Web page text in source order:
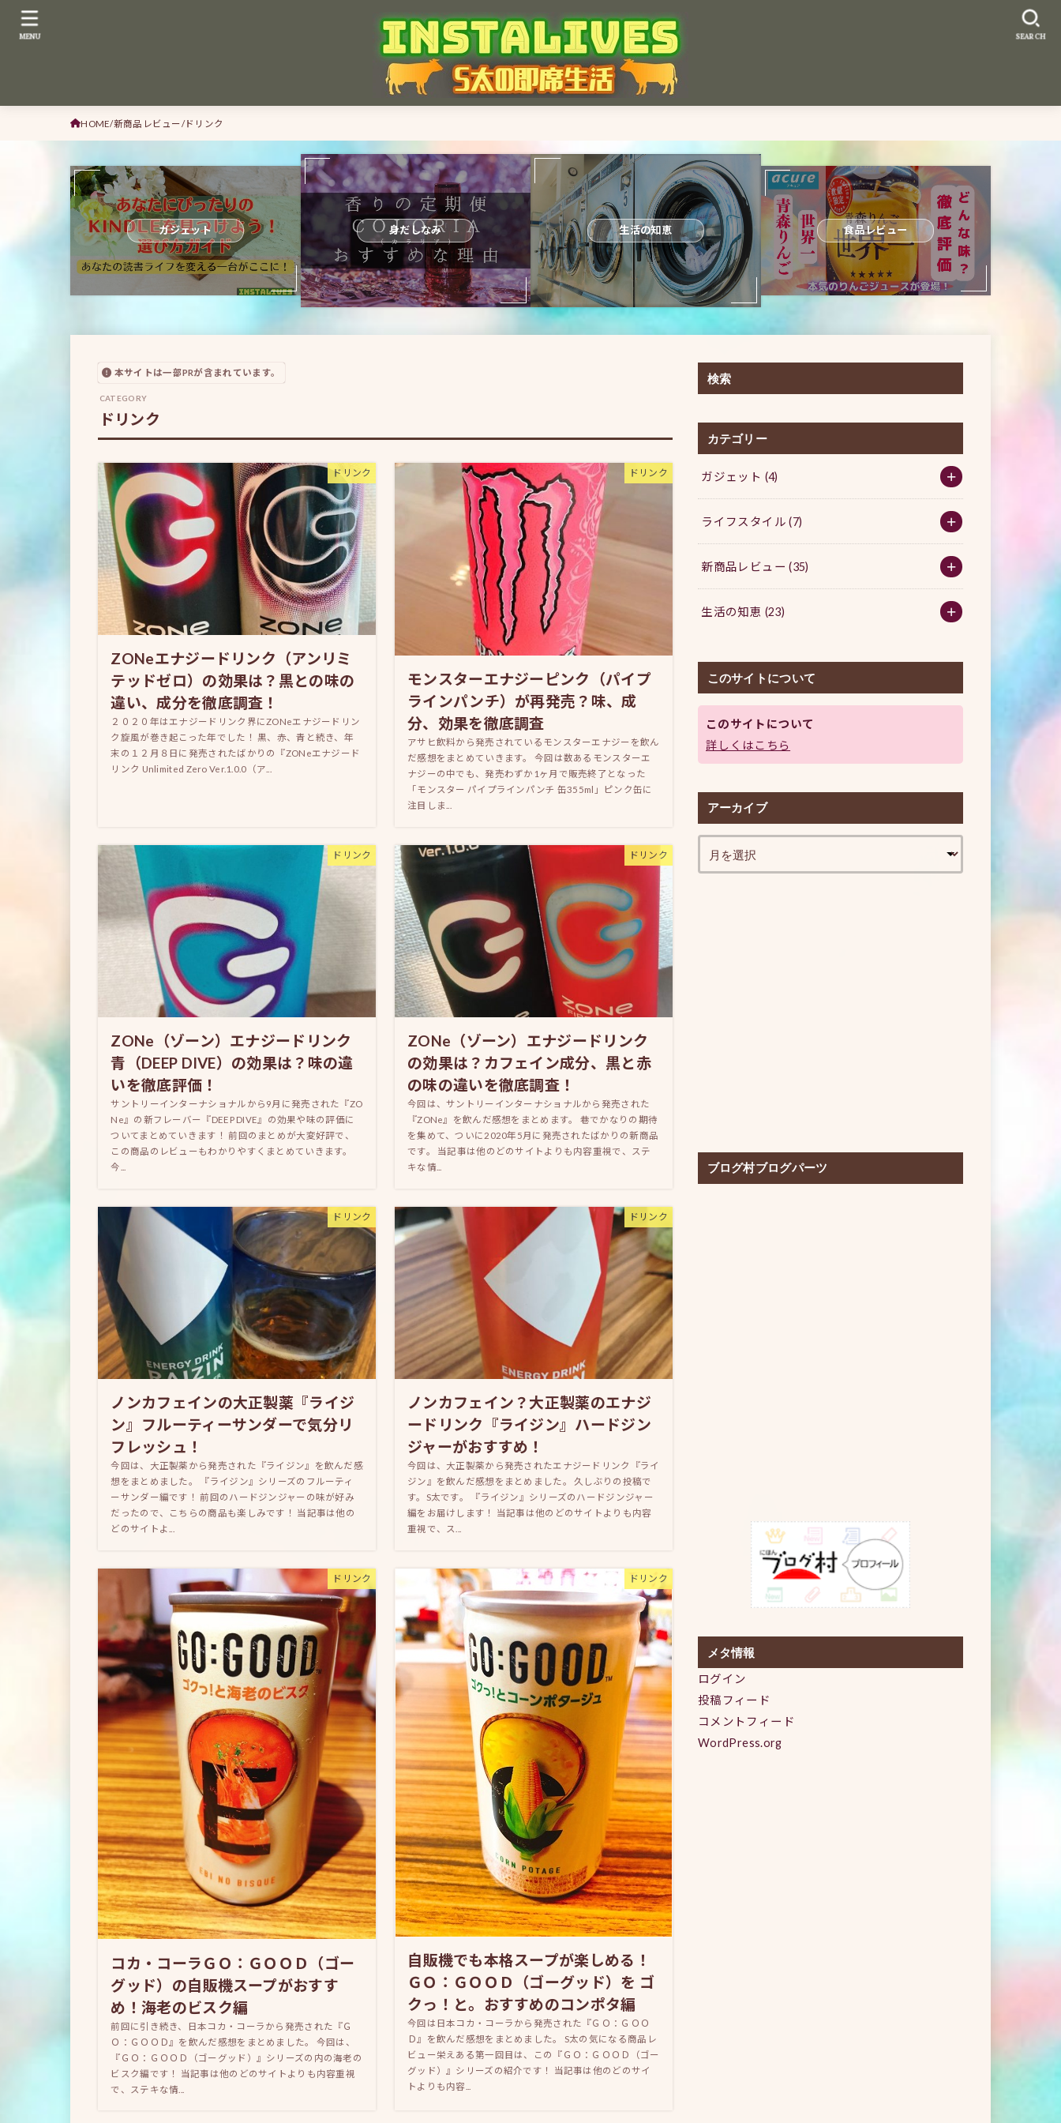
SEARCH
MENU
HOME 新商品レビュー ドリンク
ガジェット 身だしなみ 生活の知恵 食品レビュー
本サイトは一部PRが含まれています。
ドリンク
ドリンク
ZONeエナジードリンク（アンリミ
テッドゼロ）の効果は？黒との味の
違い、成分を徹底調査！
２０２０年はエナジードリンク界にZONeエナジードリン
ク旋風が巻き起こった年でした！ 黒、赤、青と続き、年
末の１２月８日に発売されたばかりの『ZONeエナジード
リンク Unlimited Zero Ver.1.0.0（ア...
ドリンク
モンスターエナジーピンク（パイプ
ラインパンチ）が再発売？味、成
分、効果を徹底調査
アサヒ飲料から発売されているモンスターエナジーを飲ん
だ感想をまとめていきます。 今回は数あるモンスターエ
ナジーの中でも、発売わずか1ヶ月で販売終了となった
「モンスター パイプラインパンチ 缶355ml」ピンク缶に
注目しま...
ドリンク
ZONe（ゾーン）エナジードリンク
青（DEEP DIVE）の効果は？味の違
いを徹底評価！
サントリーインターナショナルから9月に発売された『ZO
Ne』の新フレーバー『DEEP DIVE』の効果や味の評価に
ついてまとめていきます！ 前回のまとめが大変好評で、
この商品のレビューもわかりやすくまとめていきます。
今...
ドリンク
ZONe（ゾーン）エナジードリンク
の効果は？カフェイン成分、黒と赤
の味の違いを徹底調査！
今回は、サントリーインターナショナルから発売された
『ZONe』を飲んだ感想をまとめます。 巷でかなりの期待
を集めて、ついに2020年5月に発売されたばかりの新商品
です。 当記事は他のどのサイトよりも内容重視で、ステ
キな情...
ドリンク
ノンカフェインの大正製薬『ライジ
ン』フルーティーサンダーで気分リ
フレッシュ！
今回は、大正製薬から発売された『ライジン』を飲んだ感
想をまとめました。 『ライジン』シリーズのフルーティ
ーサンダー編です！ 前回のハードジンジャーの味が好み
だったので、こちらの商品も楽しみです！ 当記事は他の
どのサイトよ...
ドリンク
ノンカフェイン？大正製薬のエナジ
ードリンク『ライジン』ハードジン
ジャーがおすすめ！
今回は、大正製薬から発売されたエナジードリンク『ライ
ジン』を飲んだ感想をまとめました。 久しぶりの投稿で
す。S太です。 『ライジン』シリーズのハードジンジャー
編をお届けします！ 当記事は他のどのサイトよりも内容
重視で、ス...
ドリンク
コカ・コーラＧＯ：ＧＯＯＤ（ゴー
グッド）の自販機スープがおすす
め！海老のビスク編
前回に引き続き、日本コカ・コーラから発売された『Ｇ
Ｏ：ＧＯＯＤ』を飲んだ感想をまとめました。 今回は、
『ＧＯ：ＧＯＯＤ（ゴーグッド）』シリーズの内の海老の
ビスク編です！ 当記事は他のどのサイトよりも内容重視
で、ステキな情...
ドリンク
自販機でも本格スープが楽しめる！
ＧＯ：ＧＯＯＤ（ゴーグッド）を ゴ
クっ！と。おすすめのコンポタ編
今回は日本コカ・コーラから発売された『ＧＯ：ＧＯＯ
Ｄ』を飲んだ感想をまとめました。 S太の気になる商品レ
ビュー栄えある第一回目は、この『ＧＯ：ＧＯＯＤ（ゴー
グッド）』シリーズの紹介です！ 当記事は他のどのサイ
トよりも内容...
検索
カテゴリー
ガジェット (4)
ライフスタイル(7)
新商品レビュー(35)
生活の知恵 (23)
このサイトについて
このサイトについて
詳しくはこちら
アーカイブ
ブログ村ブログパーツ
メタ情報
ログイン
投稿フィード
コメントフィード
WordPress.org